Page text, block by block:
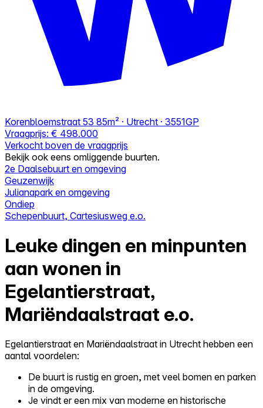
Korenbloemstraat 53 85m² · Utrecht · 3551GP
Vraagprijs: € 498.000
Verkocht boven de vraagprijs
Bekijk ook eens omliggende buurten.
2e Daalsebuurt en omgeving
Geuzenwijk
Julianapark en omgeving
Ondiep
Schepenbuurt, Cartesiusweg e.o.
Leuke dingen en minpunten
aan wonen in
Egelantierstraat,
Mariëndaalstraat e.o.
Egelantierstraat en Mariëndaalstraat in Utrecht hebben een
aantal voordelen:
De buurt is rustig en groen, met veel bomen en parken
in de omgeving.
Je vindt er een mix van moderne en historische